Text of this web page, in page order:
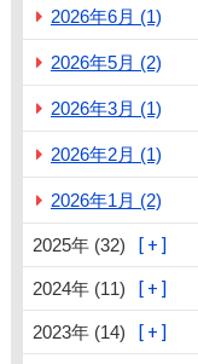
2026年6月 (1)
2026年5月 (2)
2026年3月 (1)
2026年2月 (1)
2026年1月 (2)
2025年 (32)
2024年 (11)
2023年 (14)